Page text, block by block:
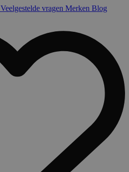
Veelgestelde vragen Merken Blog